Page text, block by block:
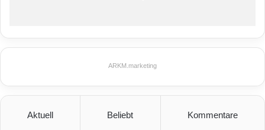
ARKM.marketing
Aktuell Beliebt Kommentare